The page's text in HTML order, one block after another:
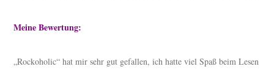
Meine Bewertung:
„Rockoholic“ hat mir sehr gut gefallen, ich hatte viel Spaß beim Lesen